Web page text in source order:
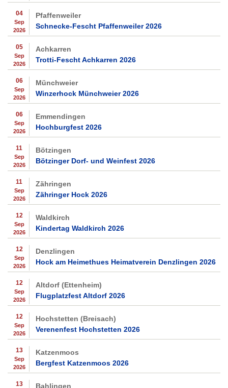
04
Sep
2026
Pfaffenweiler
Schnecke-Fescht Pfaffenweiler 2026
05
Sep
2026
Achkarren
Trotti-Fescht Achkarren 2026
06
Sep
2026
Münchweier
Winzerhock Münchweier 2026
06
Sep
2026
Emmendingen
Hochburgfest 2026
11
Sep
2026
Bötzingen
Bötzinger Dorf- und Weinfest 2026
11
Sep
2026
Zähringen
Zähringer Hock 2026
12
Sep
2026
Waldkirch
Kindertag Waldkirch 2026
12
Sep
2026
Denzlingen
Hock am Heimethues Heimatverein Denzlingen 2026
12
Sep
2026
Altdorf (Ettenheim)
Flugplatzfest Altdorf 2026
12
Sep
2026
Hochstetten (Breisach)
Verenenfest Hochstetten 2026
13
Sep
2026
Katzenmoos
Bergfest Katzenmoos 2026
13 Bahlingen